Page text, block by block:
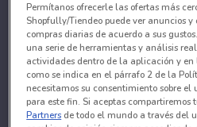
Permítanos ofrecerle las ofertas más
Shopfully/Tiendeo puede ver anuncios
compras diarias de acuerdo a sus
una serie de herramientas y análisis
actividades dentro de la aplicación y
como se indica en el párrafo 2 de la
necesitamos su consentimiento sobre el
para este fin. Si aceptas compartiremos
Partners de todo el mundo a través del